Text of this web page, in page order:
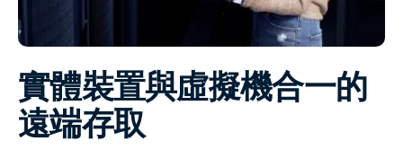
實體裝置與虛擬機合一的
遠端存取